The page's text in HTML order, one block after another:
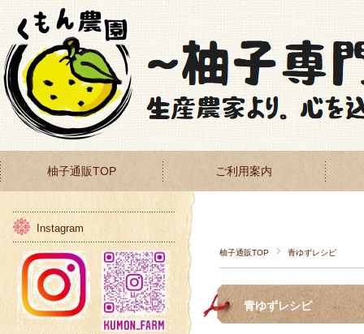
柚子通販TOP ご利用案内
柚子通販TOP 青ゆずレシピ
青ゆずレシピ
Instagram